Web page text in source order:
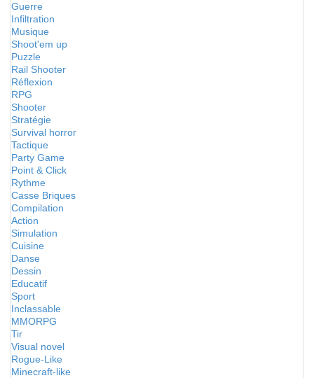
Guerre
Infiltration
Musique
Shoot'em up
Puzzle
Rail Shooter
Réflexion
RPG
Shooter
Stratégie
Survival horror
Tactique
Party Game
Point & Click
Rythme
Casse Briques
Compilation
Action
Simulation
Cuisine
Danse
Dessin
Educatif
Sport
Inclassable
MMORPG
Tir
Visual novel
Rogue-Like
Minecraft-like